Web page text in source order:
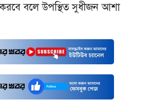
বলে উপস্থিত সুধীজন আশা